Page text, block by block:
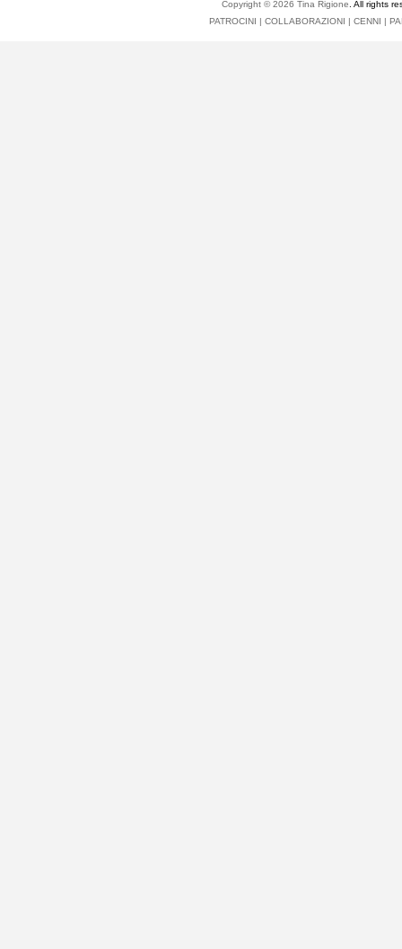
Copyright © 2026 Tina Rigione . All rights
PATROCINI | COLLABORAZIONI | CENNI |